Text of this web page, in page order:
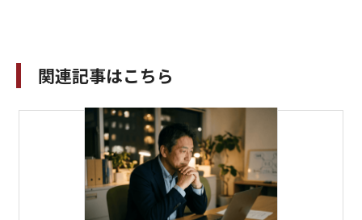
関連記事はこちら